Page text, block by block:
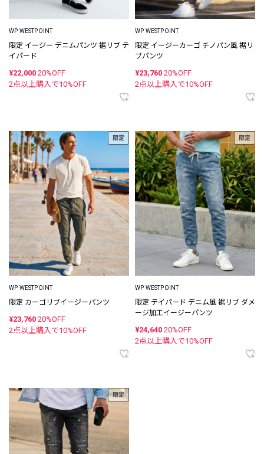
WP WESTPOINT
限定 イージー デニムパンツ 裾リブ テ
イパード
¥22,000 20%OFF
2点以上購入で10%OFF
WP WESTPOINT
限定 イージーカーゴ チノパン風 裾リ
ブパンツ
¥23,760 20%OFF
2点以上購入で10%OFF
限定
WP WESTPOINT
限定 カーゴリブイージーパンツ
¥23,760 20%OFF
2点以上購入で10%OFF
限定
WP WESTPOINT
限定 テイパード デニム風 裾リブ ダメ
ージ加工イージーパンツ
¥24,640 20%OFF
2点以上購入で10%OFF
限定